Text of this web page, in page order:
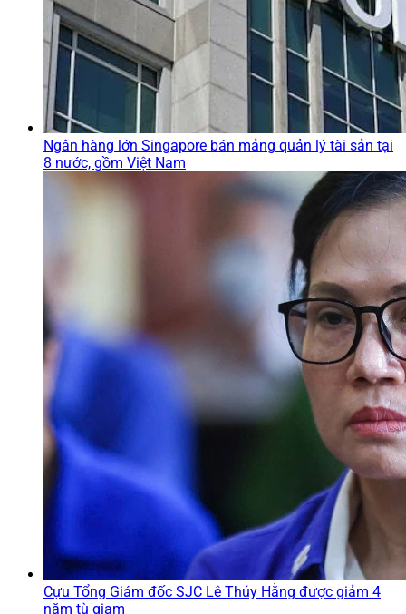
Ngân hàng lớn Singapore bán mảng quản lý tài sản tại
8 nước, gồm Việt Nam
Cựu Tổng Giám đốc SJC Lê Thúy Hằng được giảm 4
năm tù giam